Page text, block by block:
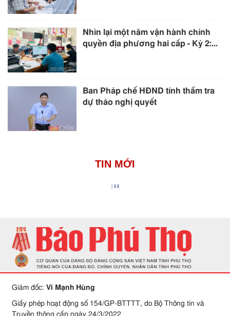
Nhìn lại một năm vận hành chính
quyền địa phương hai cấp - Kỳ 2:...
Ban Pháp chế HĐND tỉnh thẩm tra
dự thảo nghị quyết
TIN MỚI
Giám đốc: Vi Mạnh Hùng
Giấy phép hoạt động số 154/GP-BTTTT, do Bộ Thông tin và
Truyền thông cấp ngày 24/3/2022